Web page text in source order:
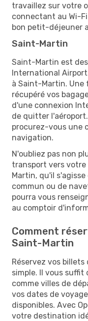
travaillez sur votre
connectant au Wi-
bon petit-déjeuner
Saint-Martin
Saint-Martin est
International
à Saint-Martin. Une
récupéré vos
d'une connexion
de quitter
procurez-vous une
navigation.
N'oubliez pas non
transport vers
Martin, qu'il
commun ou de
pourra vous
au comptoir
Comment
Saint-Martin
Réservez vos
simple. Il vous
comme villes de
vos dates de
disponibles. Avec
votre destination